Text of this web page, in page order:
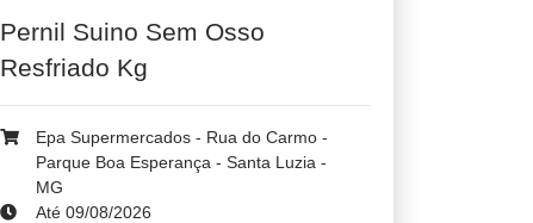
Pernil Suino Sem Osso
Resfriado Kg
Epa Supermercados - Rua do Carmo -
Parque Boa Esperança - Santa Luzia -
MG
Até 09/08/2026